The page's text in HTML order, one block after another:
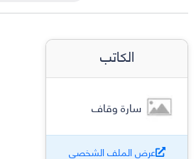
الكاتب
سارة وقاف
عرض الملف الشخصي